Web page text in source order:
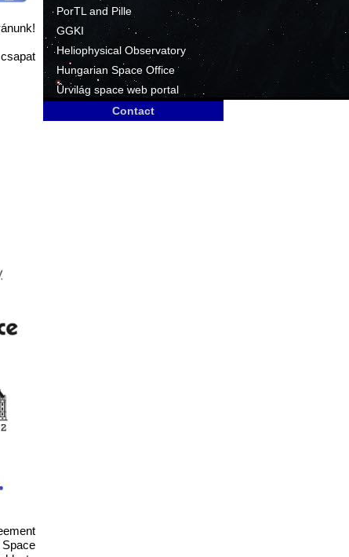
PorTL and Pille
GGKI
Heliophysical Observatory
Hungarian Space Office
Ûrvilág space web portal
Contact